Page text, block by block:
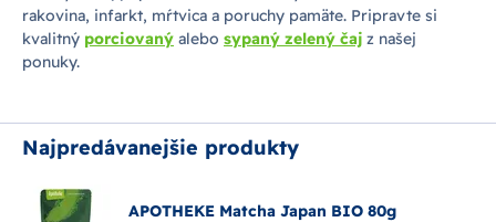
rakovina, infarkt, mŕtvica a poruchy pamäte. Pripravte si
kvalitný porciovaný alebo sypaný zelený čaj z našej
ponuky.
Najpredávanejšie produkty
APOTHEKE Matcha Japan BIO 80g